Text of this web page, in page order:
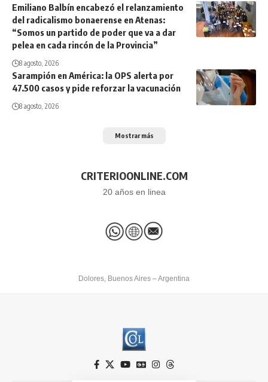
Emiliano Balbín encabezó el relanzamiento
del radicalismo bonaerense en Atenas:
“Somos un partido de poder que va a dar
pelea en cada rincón de la Provincia”
8 agosto, 2026
Sarampión en América: la OPS alerta por
47.500 casos y pide reforzar la vacunación
8 agosto, 2026
Mostrar más
CRITERIOONLINE.COM
20 años en linea
Dolores, Buenos Aires – Argentina